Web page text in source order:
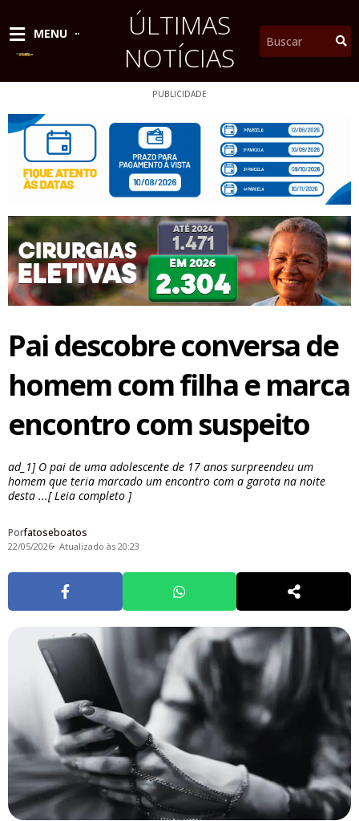
conteúdo
MENU
ÚLTIMAS
NOTÍCIAS
Pesquisar
PUBLICIDADE
Pai descobre conversa de
homem com filha e marca
encontro com suspeito
ad_1] O pai de uma adolescente de 17 anos surpreendeu um
homem que teria marcado um encontro com a garota na noite
desta ...[ Leia completo ]
Porfatoseboatos
22/05/2026 Atualizado às 20:23